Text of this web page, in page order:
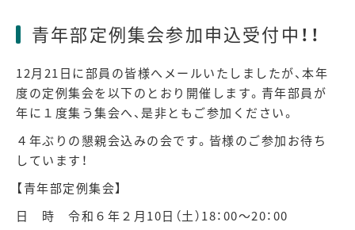
青年部定例集会参加申込受付中！！
12月21日に部員の皆様へメールいたしましたが、本年
度の定例集会を以下のとおり開催します。青年部員が
年に１度集う集会へ、是非ともご参加ください。
４年ぶりの懇親会込みの会です。皆様のご参加お待ち
しています！
【青年部定例集会】
日 時 令和６年２月10日（土）18：00～20：00